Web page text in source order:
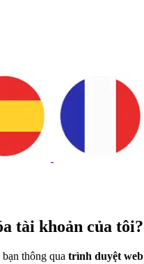
tài khoản của tôi?
thông qua trình duyệt web